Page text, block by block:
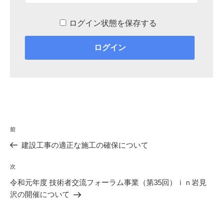
ログイン状態を保存する
投
稿
ゲ
過
去
投
稿
前
建設工事の適正な施工の確保について
次
の
投
次
令和元年度 技術者交流フォーラム事業（第35回）ｉｎ岩見
沢の開催について